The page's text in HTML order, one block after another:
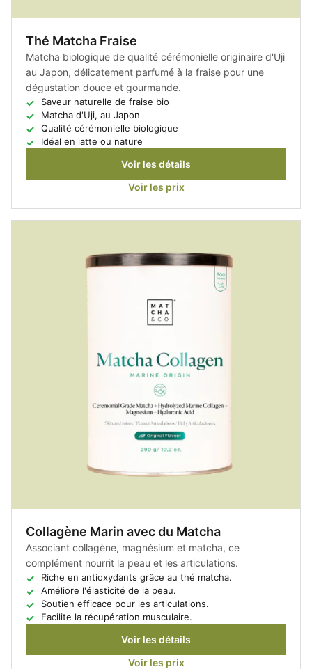
Thé Matcha Fraise
Matcha biologique de qualité cérémonielle originaire d'Uji
au Japon, délicatement parfumé à la fraise pour une
dégustation douce et gourmande.
Saveur naturelle de fraise bio
Matcha d'Uji, au Japon
Qualité cérémonielle biologique
Idéal en latte ou nature
Voir les détails
Voir les prix
Collagène Marin avec du Matcha
Associant collagène, magnésium et matcha, ce
complément nourrit la peau et les articulations.
Riche en antioxydants grâce au thé matcha.
Améliore l'élasticité de la peau.
Soutien efficace pour les articulations.
Facilite la récupération musculaire.
Voir les détails
Voir les prix